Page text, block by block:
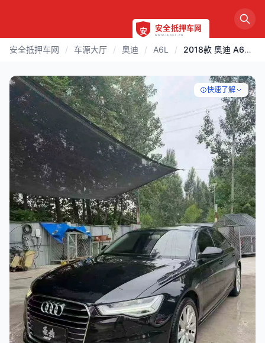
安全抵押车网 / 车源大厅 / 奥迪 / A6L / 2018款 奥迪 A6L | 烟台
快速了解